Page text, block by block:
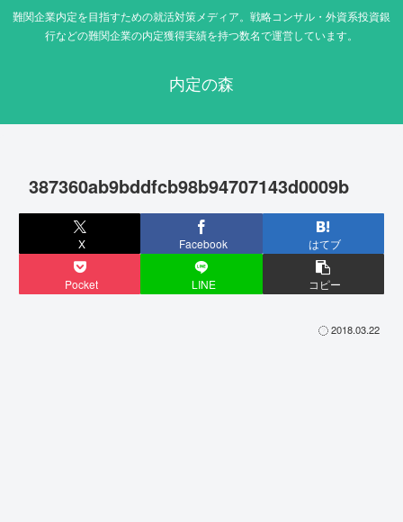
難関企業内定を目指すための就活対策メディア。戦略コンサル・外資系投資銀
行などの難関企業の内定獲得実績を持つ数名で運営しています。
内定の森
387360ab9bddfcb98b94707143d0009b
X Facebook はてブ
Pocket LINE コピー
2018.03.22